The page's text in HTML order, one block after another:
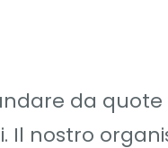
da quote
Il nostro